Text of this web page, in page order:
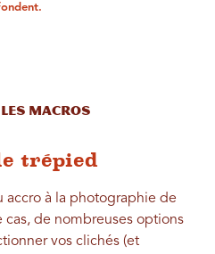
macros
trépied
accro à la photographie de
de nombreuses options
vos clichés (et